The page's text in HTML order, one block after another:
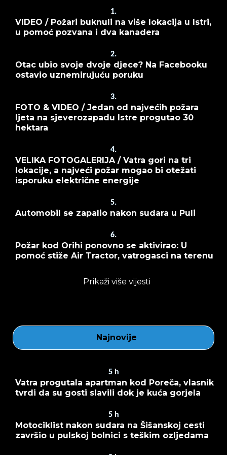
1.
VIDEO / Požari buknuli na više lokacija u Istri,
u pomoć pozvana i dva kanadera
2.
Otac ubio svoje dvoje djece? Na Facebooku
ostavio uznemirujuću poruku
3.
FOTO & VIDEO / Jedan od najvećih požara
ljeta na sjeverozapadu Istre progutao 30
hektara
4.
VELIKA FOTOGALERIJA / Vatra gori na tri
lokacije, a najveći požar mogao bi otežati
isporuku električne energije
5.
Automobil se zapalio nakon sudara u Puli
6.
Požar kod Orihi ponovno se aktivirao: U
pomoć stiže Air Tractor, vatrogasci na terenu
Prikaži više vijesti
Najnovije
5 h
Vatra progutala apartman kod Poreča, vlasnik
tvrdi da su gosti slavili dok je kuća gorjela
5 h
Motociklist nakon sudara na Šišanskoj cesti
završio u pulskoj bolnici s teškim ozljedama